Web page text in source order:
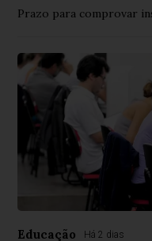
Prazo para comprovar
Educação Há 2 dias